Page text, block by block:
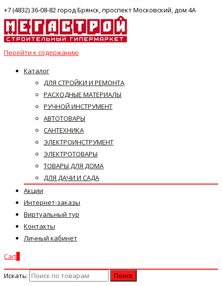
+7 (4832) 36-08-82 город Брянск, проспект Московский, дом 4А
Перейти к содержанию
Каталог
ДЛЯ СТРОЙКИ И РЕМОНТА
РАСХОДНЫЕ МАТЕРИАЛЫ
РУЧНОЙ ИНСТРУМЕНТ
АВТОТОВАРЫ
САНТЕХНИКА
ЭЛЕКТРОИНСТРУМЕНТ
ЭЛЕКТРОТОВАРЫ
ТОВАРЫ ДЛЯ ДОМА
ДЛЯ ДАЧИ И САДА
Акции
Интернет-заказы
Виртуальный тур
Контакты
Личный кабинет
Cart
Искать: